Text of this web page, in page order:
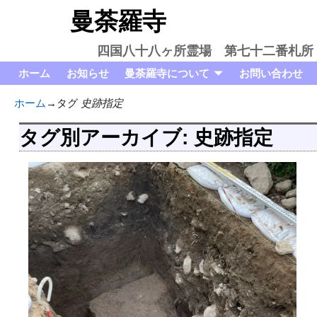
曼荼羅寺
四国八十八ヶ所霊場 第七十二番札所
ホーム お知らせ 曼荼羅寺について お問い合わせ
ホーム →タグ 史跡指定
タグ別アーカイブ: 史跡指定